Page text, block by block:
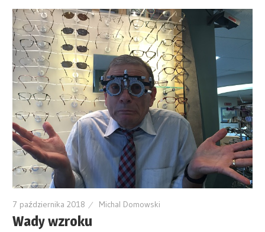
7 października 2018 Michal Domowski
Wady wzroku